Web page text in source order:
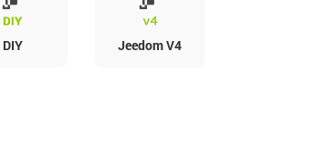
DIY Jeedom V4